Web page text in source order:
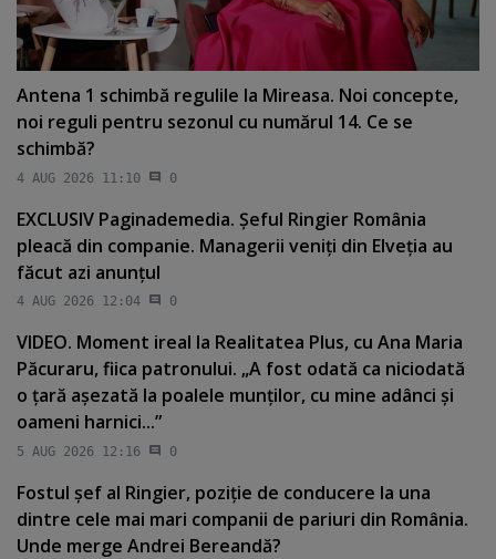
Antena 1 schimbă regulile la Mireasa. Noi concepte,
noi reguli pentru sezonul cu numărul 14. Ce se
schimbă?
4 AUG 2026 11:10 0
EXCLUSIV Paginademedia. Şeful Ringier România
pleacă din companie. Managerii veniţi din Elveţia au
făcut azi anunţul
4 AUG 2026 12:04 0
VIDEO. Moment ireal la Realitatea Plus, cu Ana Maria
Păcuraru, fiica patronului. „A fost odată ca niciodată
o ţară aşezată la poalele munţilor, cu mine adânci şi
oameni harnici...”
5 AUG 2026 12:16 0
Fostul şef al Ringier, poziţie de conducere la una
dintre cele mai mari companii de pariuri din România.
Unde merge Andrei Bereandă?